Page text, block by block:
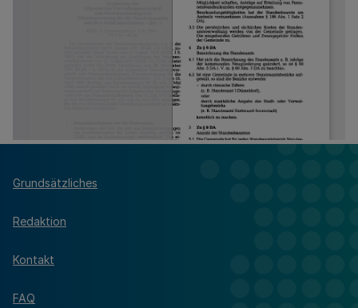
Grundsätzliches
Redaktion
Kontakt
FAQ